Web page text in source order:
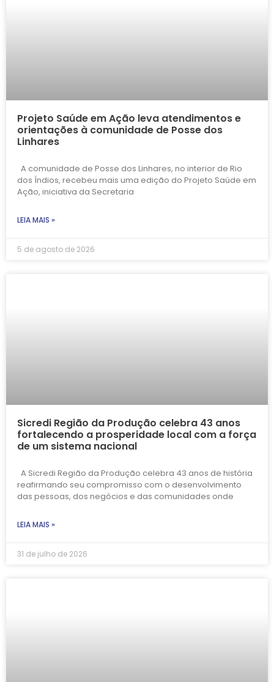
Projeto Saúde em Ação leva atendimentos e
orientações à comunidade de Posse dos
Linhares
A comunidade de Posse dos Linhares, no interior de Rio
dos Índios, recebeu mais uma edição do Projeto Saúde em
Ação, iniciativa da Secretaria
LEIA MAIS »
5 de agosto de 2026
Sicredi Região da Produção celebra 43 anos
fortalecendo a prosperidade local com a força
de um sistema nacional
A Sicredi Região da Produção celebra 43 anos de história
reafirmando seu compromisso com o desenvolvimento
das pessoas, dos negócios e das comunidades onde
LEIA MAIS »
31 de julho de 2026